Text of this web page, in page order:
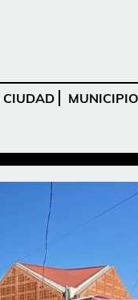
CIUDAD